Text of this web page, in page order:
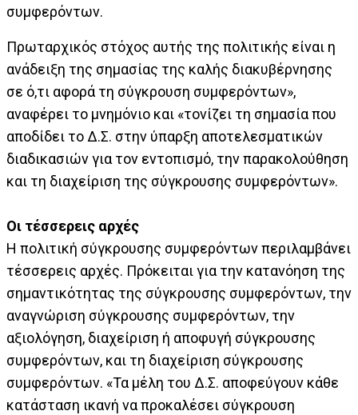
συμφερόντων.
Πρωταρχικός στόχος αυτής της πολιτικής είναι η
ανάδειξη της σημασίας της καλής διακυβέρνησης
σε ό,τι αφορά τη σύγκρουση συμφερόντων»,
αναφέρει το μνημόνιο και «τονίζει τη σημασία που
αποδίδει το Δ.Σ. στην ύπαρξη αποτελεσματικών
διαδικασιών για τον εντοπισμό, την παρακολούθηση
και τη διαχείριση της σύγκρουσης συμφερόντων».
Οι τέσσερεις αρχές
Η πολιτική σύγκρουσης συμφερόντων περιλαμβάνει
τέσσερεις αρχές. Πρόκειται για την κατανόηση της
σημαντικότητας της σύγκρουσης συμφερόντων, την
αναγνώριση σύγκρουσης συμφερόντων, την
αξιολόγηση, διαχείριση ή αποφυγή σύγκρουσης
συμφερόντων, και τη διαχείριση σύγκρουσης
συμφερόντων. «Τα μέλη του Δ.Σ. αποφεύγουν κάθε
κατάσταση ικανή να προκαλέσει σύγκρουση